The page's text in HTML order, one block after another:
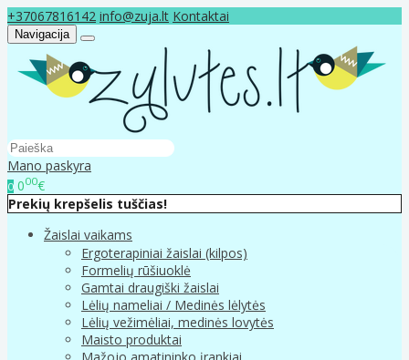
+37067816142 info@zuja.lt Kontaktai
Navigacija
Mano paskyra
0 000€
Prekių krepšelis tuščias!
Žaislai vaikams
Ergoterapiniai žaislai (kilpos)
Formelių rūšiuoklė
Gamtai draugiški žaislai
Lėlių nameliai / Medinės lėlytės
Lėlių vežimėliai, medinės lovytės
Maisto produktai
Mažojo amatininko įrankiai